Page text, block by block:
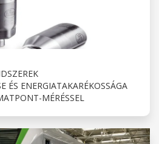
ÉS ENERGIATAKARÉKOSSÁGA
MÉRÉSSEL